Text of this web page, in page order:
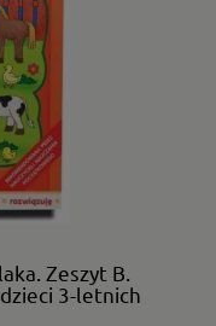
Zeszyt B.
3-letnich